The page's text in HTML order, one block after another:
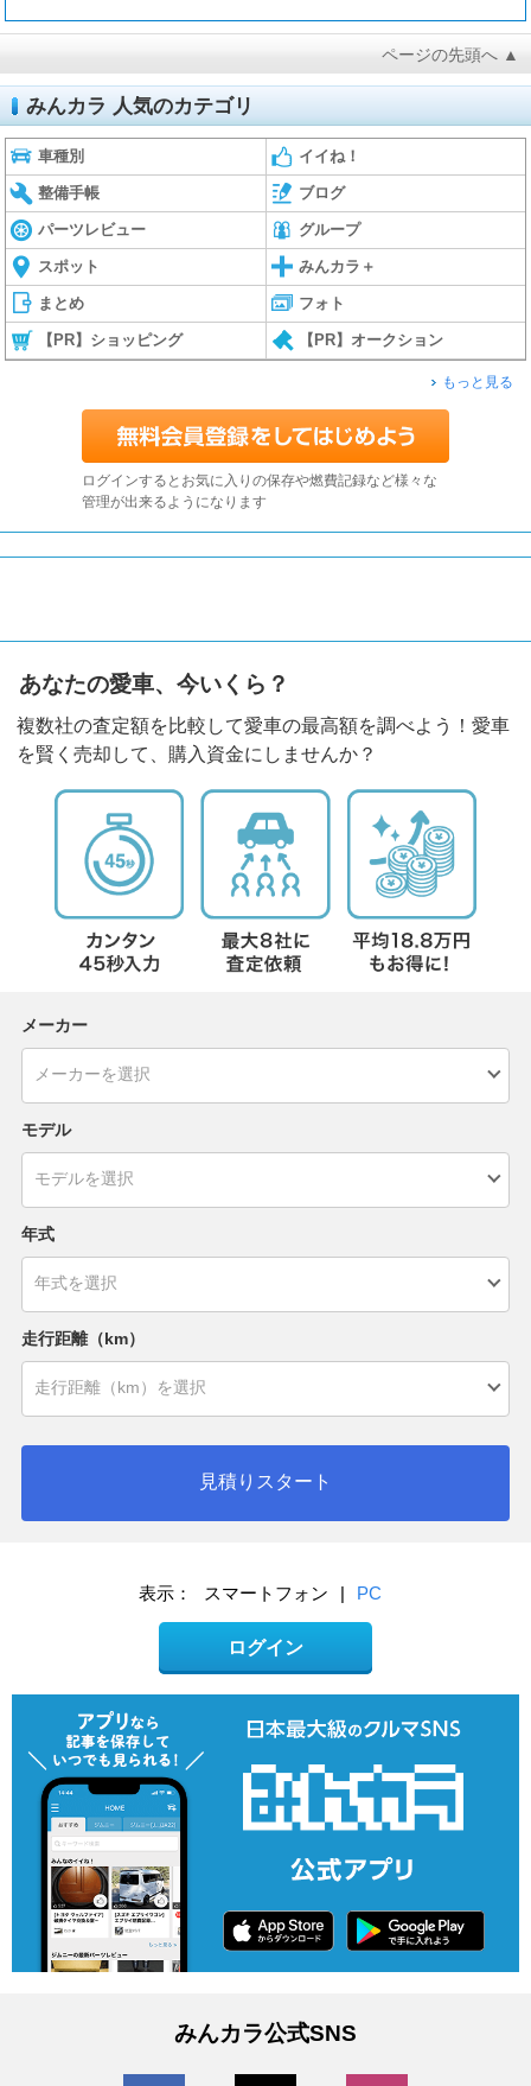
ページの先頭へ ▲
みんカラ 人気のカテゴリ
車種別 イイね！
整備手帳 ブログ
パーツレビュー グループ
スポット みんカラ＋
まとめ フォト
【PR】ショッピング 【PR】オークション
もっと見る
ログインするとお気に入りの保存や燃費記録など様々な
管理が出来るようになります
あなたの愛車、今いくら？
複数社の査定額を比較して愛車の最高額を調べよう！愛車
を賢く売却して、購入資金にしませんか？
メーカー
モデル
年式
走行距離（km）
見積りスタート
表示： スマートフォン | PC
ログイン
みんカラ公式SNS